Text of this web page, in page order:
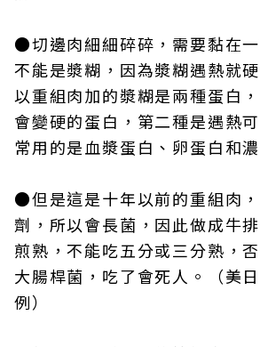
●切邊肉細細碎碎，需要黏在
不能是漿糊，因為漿糊遇熱就
以重組肉加的漿糊是兩種蛋白
會變硬的蛋白，第二種是遇熱
常用的是血漿蛋白、卵蛋白和
●但是這是十年以前的重組肉
劑，所以會長菌，因此做成牛
煎熟，不能吃五分或三分熟，
大腸桿菌，吃了會死人。（美
例）